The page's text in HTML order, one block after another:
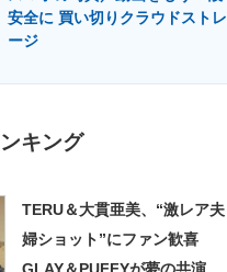
安全に 買い切りクラウドストレ
ージ
キング
TERU＆大貫亜美、“激レア夫
婦ショット”にファン歓喜